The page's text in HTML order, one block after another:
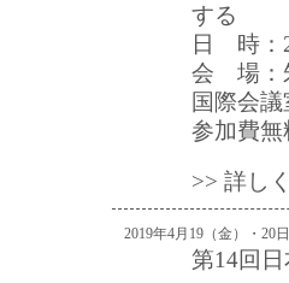
する
日 時：
会 場：
国際会議
参加費無
>> 詳し
2019年4月19（金）・20
第14回